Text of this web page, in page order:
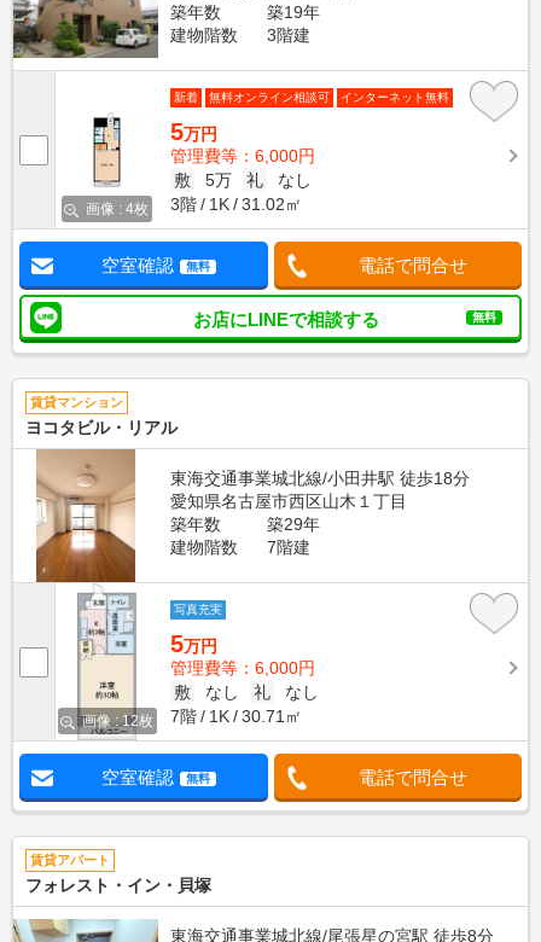
築年数
築19年
建物階数
3階建
画像 : 4枚
新着 無料オンライン相談可 インターネット無料
5万円
管理費等：6,000円
敷
5万 礼
なし
3階
1K 31.02㎡
空室確認 無料 電話で問合せ
お店にLINEで相談する 無料
賃貸マンション
ヨコタビル・リアル
東海交通事業城北線/小田井駅 徒歩18分
愛知県名古屋市西区山木１丁目
築年数
築29年
建物階数
7階建
画像 : 12枚
写真充実
5万円
管理費等：6,000円
敷
なし 礼
なし
7階
1K 30.71㎡
空室確認 無料 電話で問合せ
賃貸アパート
フォレスト・イン・貝塚
東海交通事業城北線/尾張星の宮駅 徒歩8分